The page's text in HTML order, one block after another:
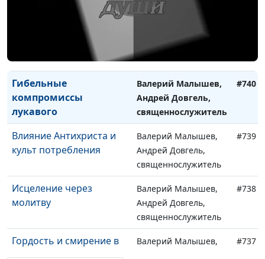
священнослужитель
Дети выросли и не хотят
Андрей Довгель,
священнослужитель
Гибельные
компромиссы
лукавого
Валерий Малышев,
Андрей Довгель,
священнослужитель
#740
Влияние Антихриста и
культ потребления
Валерий Малышев,
Андрей Довгель,
священнослужитель
#739
Исцеление через
молитву
Валерий Малышев,
Андрей Довгель,
священнослужитель
#738
Гордость и смирение в
жизни христианина
Валерий Малышев,
#737